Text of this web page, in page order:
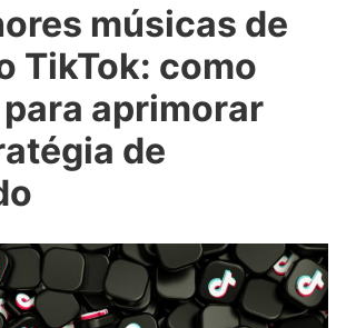
músicas de
TikTok: como
aprimorar
de